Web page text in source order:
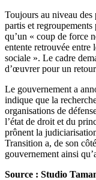
Toujours au niveau des
partis et
qu’un « coup de force
entente retrouvée entre
sociale ». Le cadre
d’œuvrer pour un
Le gouvernement a
indique que la
organisations de
l’état de droit et du
prônent la
Transition a, de son
gouvernement ainsi
Source : Studio